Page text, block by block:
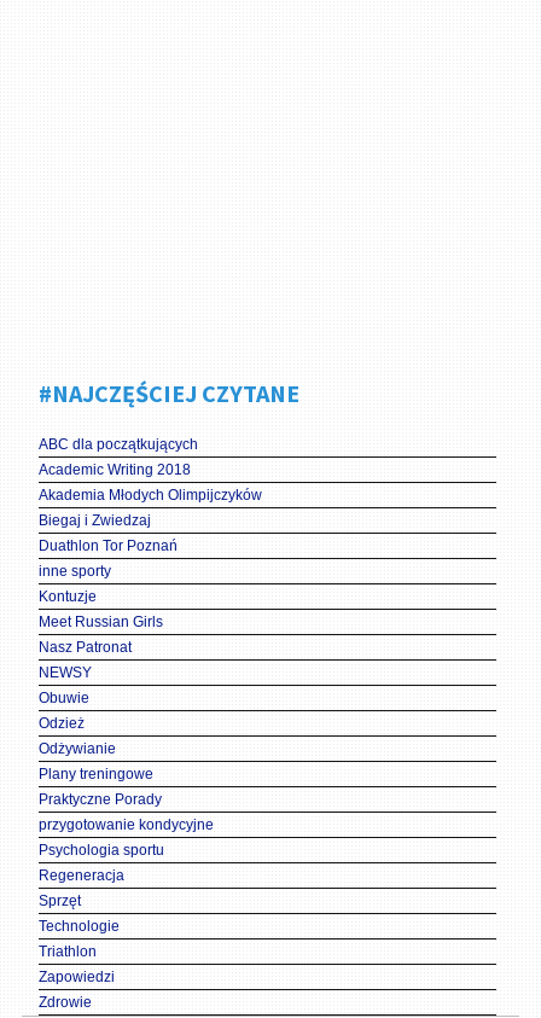
#NAJCZĘŚCIEJ CZYTANE
ABC dla początkujących
Academic Writing 2018
Akademia Młodych Olimpijczyków
Biegaj i Zwiedzaj
Duathlon Tor Poznań
inne sporty
Kontuzje
Meet Russian Girls
Nasz Patronat
NEWSY
Obuwie
Odzież
Odżywianie
Plany treningowe
Praktyczne Porady
przygotowanie kondycyjne
Psychologia sportu
Regeneracja
Sprzęt
Technologie
Triathlon
Zapowiedzi
Zdrowie